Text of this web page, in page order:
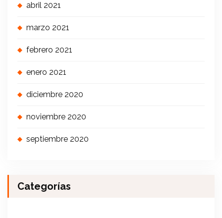
abril 2021
marzo 2021
febrero 2021
enero 2021
diciembre 2020
noviembre 2020
septiembre 2020
Categorías